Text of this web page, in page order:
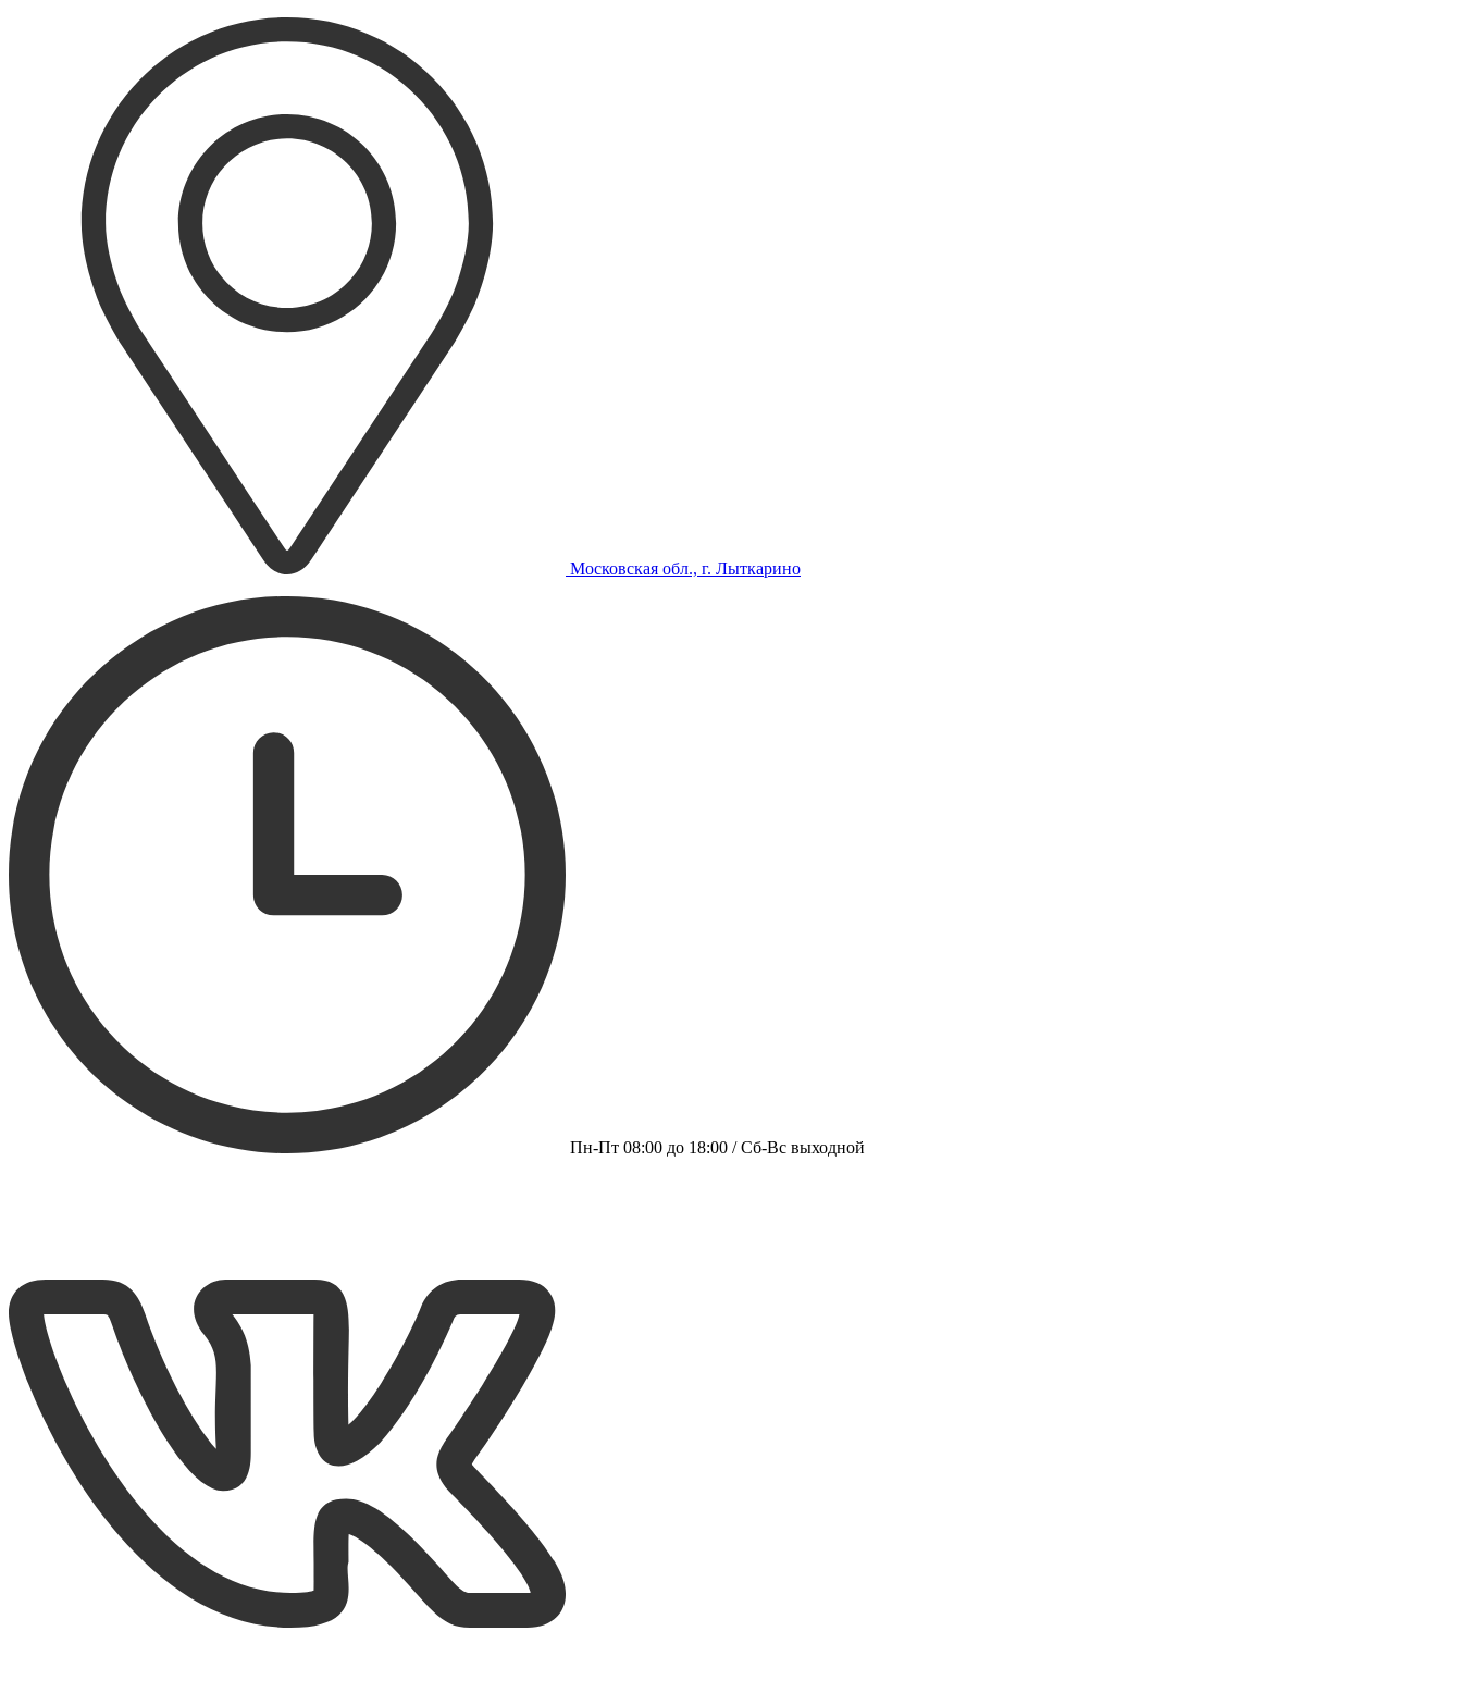
Московская обл., г. Лыткарино
Пн-Пт 08:00 до 18:00 / Сб-Вс выходной